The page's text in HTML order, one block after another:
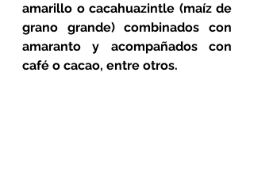
amarillo o cacahuazintle (maíz de
grano grande) combinados con
amaranto y acompañados con
café o cacao, entre otros.